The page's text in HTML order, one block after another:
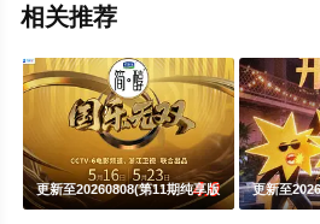
相关推荐
更新至20260808(第11期纯享版
4.0 更新至